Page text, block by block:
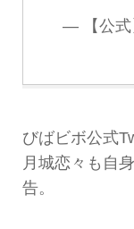
— 【公式
びばビボ公式
月城恋々も自
告。